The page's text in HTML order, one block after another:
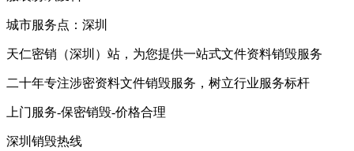
城市服务点：深圳
天仁密销（深圳）站，为您提供一站式文件资料销毁服务
二十年专注涉密资料文件销毁服务，树立行业服务标杆
上门服务-保密销毁-价格合理
深圳销毁热线